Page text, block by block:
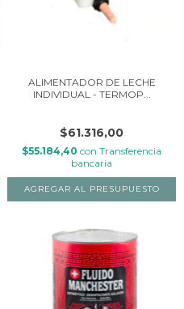
ALIMENTADOR DE LECHE
INDIVIDUAL - TERMOP...
$61.316,00
$55.184,40 con Transferencia
bancaria